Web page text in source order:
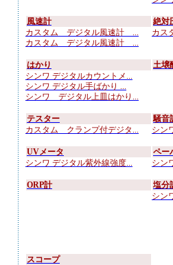
風速計
カスタム デジタル風速計 ...
カスタム デジタル風速計 ...
絶対
カス
はかり
シンワ デジタルカウントメ...
シンワ デジタル手ばかり ...
シンワ デジタル上皿はかり...
土壌
テスター
カスタム クランプ付デジタ...
騒音
シン
UVメータ
シンワ デジタル紫外線強度...
ペー
シン
ORP計
塩分
シン
スコープ